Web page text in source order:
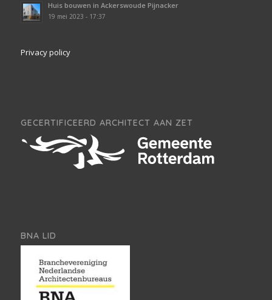
Huis bouwen in Ackerswoude Pijnacker
19 mei 2023 - 17:37
Privacy policy
GECERTIFICEERD ARCHITECT AAN ZET
BNA LID